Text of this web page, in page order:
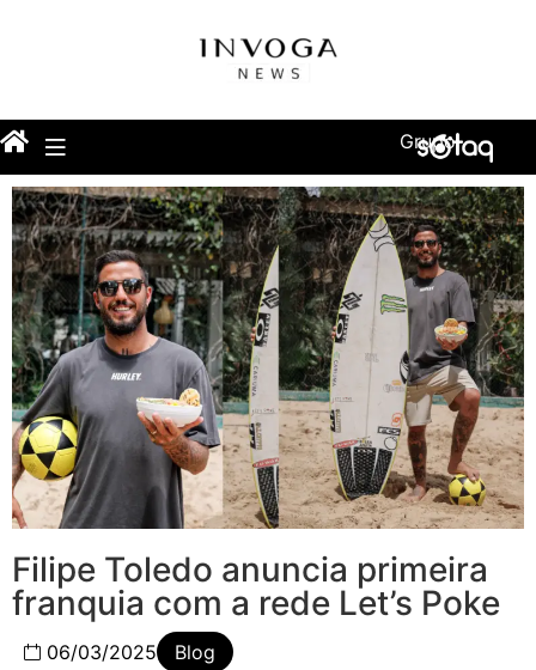
Grupo
Filipe Toledo anuncia primeira
franquia com a rede Let’s Poke
06/03/2025
Blog